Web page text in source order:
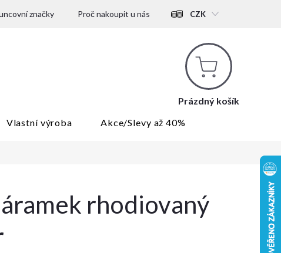
značky Proč nakoupit u nás CZK
Nákupní
košík
Prázdný košík
Vlastní výroba Akce/Slevy až 40%
rhodiovaný